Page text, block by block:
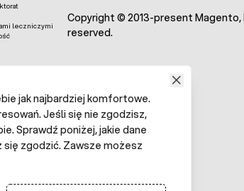
leczniczymi
Copyright © 2013-present Magento,
reserved.
jak najbardziej komfortowe.
Jeśli się nie zgodzisz,
Sprawdź poniżej, jakie dane
się zgodzić. Zawsze możesz